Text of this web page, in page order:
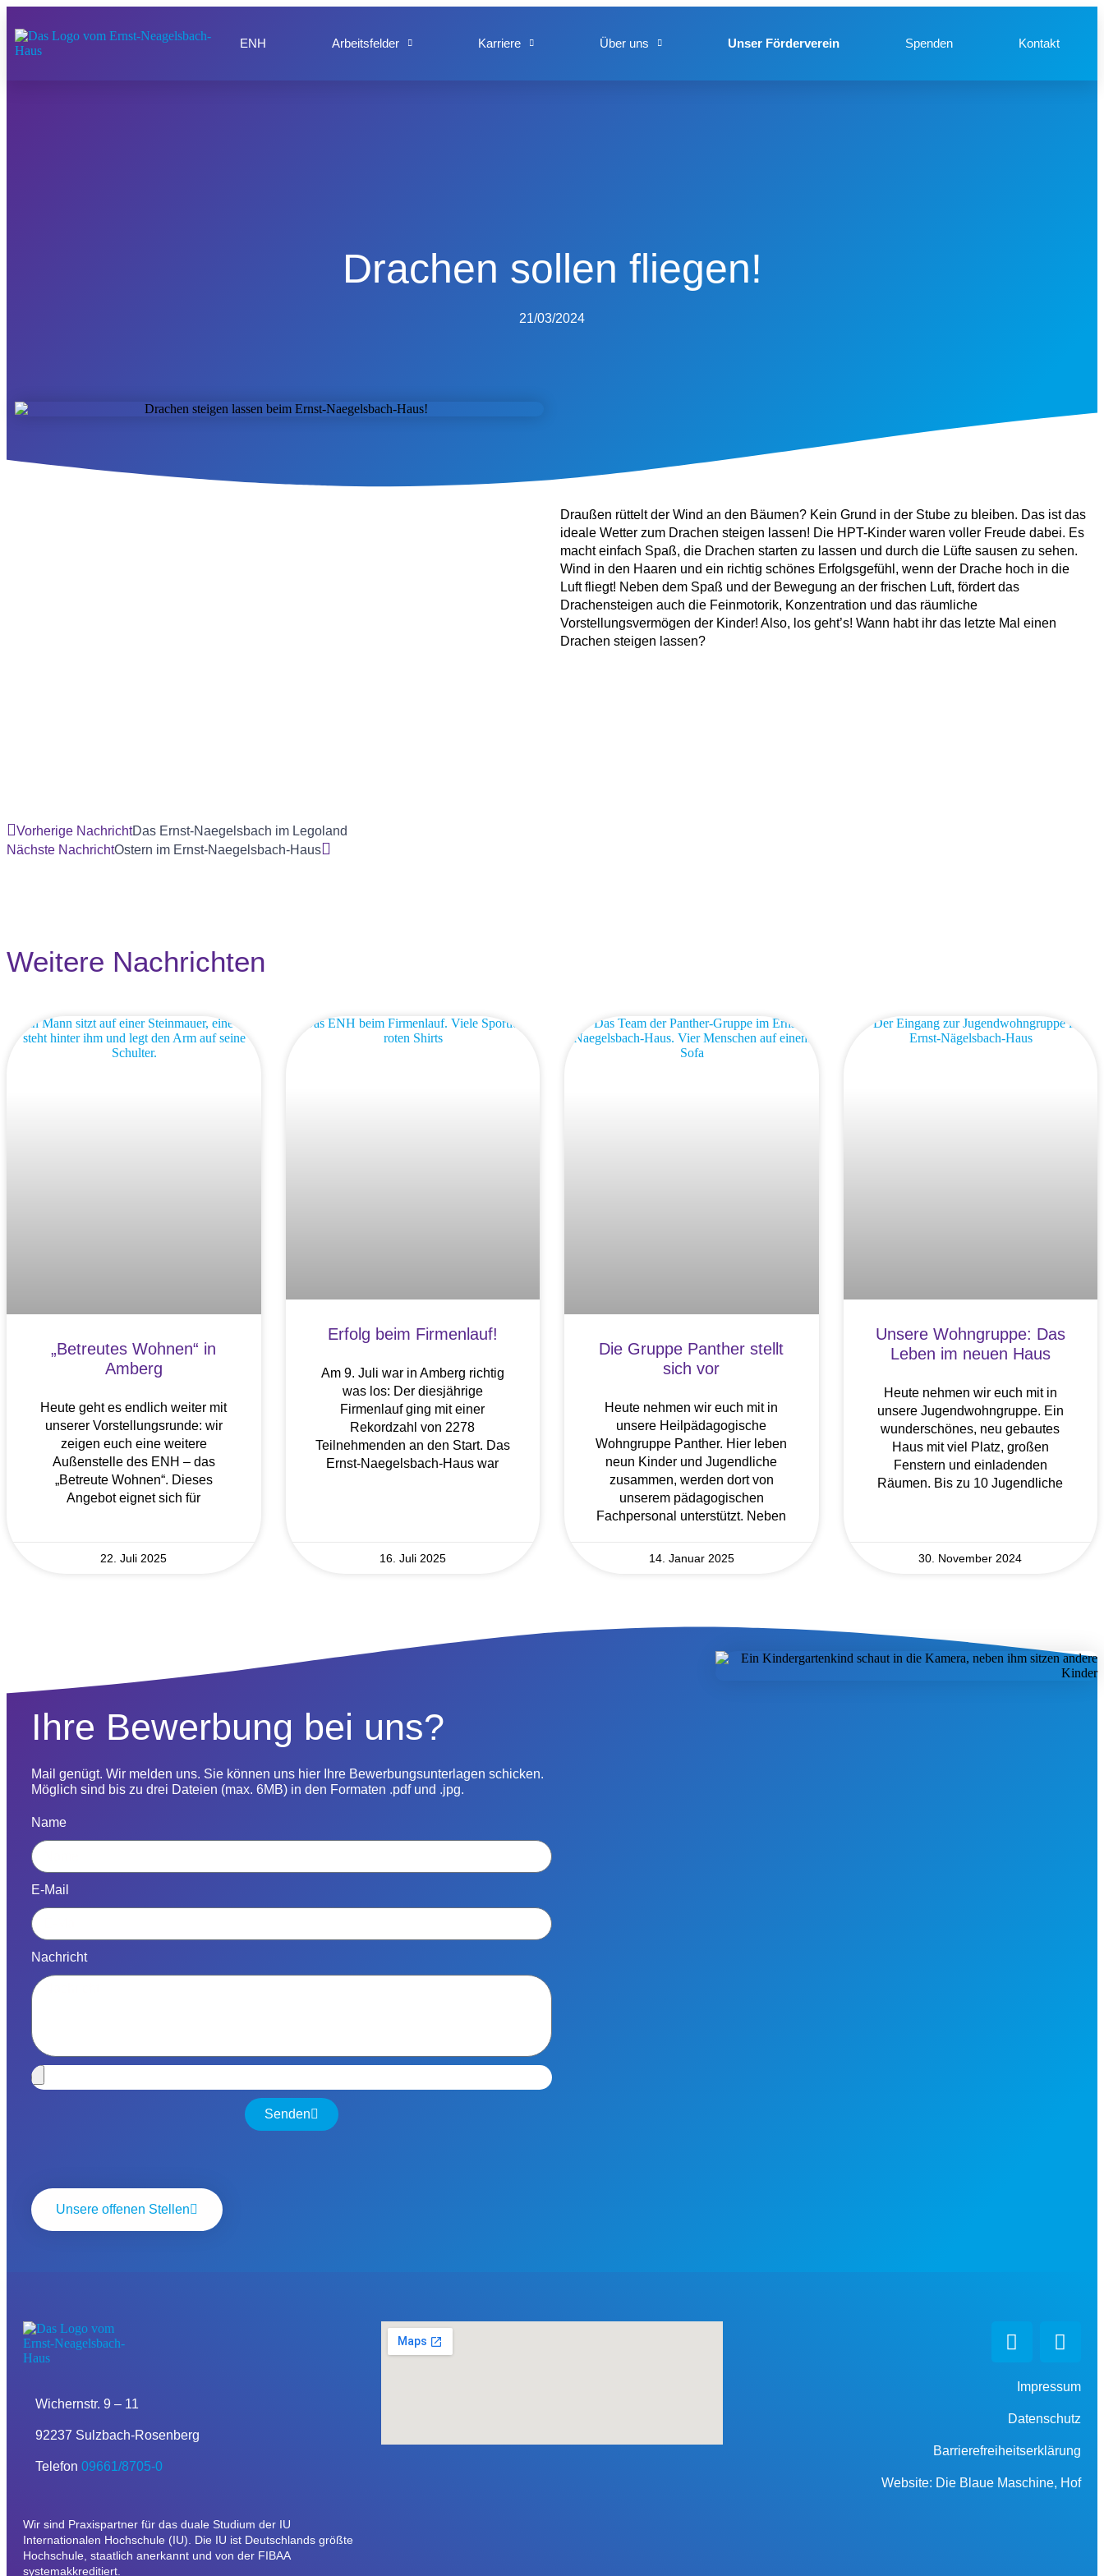
ENH Arbeitsfelder Karriere Über uns Unser Förderverein Spenden Kontakt
Drachen sollen fliegen!
21/03/2024
Draußen rüttelt der Wind an den Bäumen? Kein Grund in der Stube zu bleiben. Das ist das
ideale Wetter zum Drachen steigen lassen! Die HPT-Kinder waren voller Freude dabei. Es
macht einfach Spaß, die Drachen starten zu lassen und durch die Lüfte sausen zu sehen.
Wind in den Haaren und ein richtig schönes Erfolgsgefühl, wenn der Drache hoch in die
Luft fliegt! Neben dem Spaß und der Bewegung an der frischen Luft, fördert das
Drachensteigen auch die Feinmotorik, Konzentration und das räumliche
Vorstellungsvermögen der Kinder! Also, los geht’s! Wann habt ihr das letzte Mal einen
Drachen steigen lassen?
Vorherige NachrichtDas Ernst-Naegelsbach im Legoland
Nächste NachrichtOstern im Ernst-Naegelsbach-Haus
Weitere Nachrichten
„Betreutes Wohnen“ in
Amberg
Heute geht es endlich weiter mit
unserer Vorstellungsrunde: wir
zeigen euch eine weitere
Außenstelle des ENH – das
„Betreute Wohnen“. Dieses
Angebot eignet sich für
22. Juli 2025
Erfolg beim Firmenlauf!
Am 9. Juli war in Amberg richtig
was los: Der diesjährige
Firmenlauf ging mit einer
Rekordzahl von 2278
Teilnehmenden an den Start. Das
Ernst-Naegelsbach-Haus war
16. Juli 2025
Die Gruppe Panther stellt
sich vor
Heute nehmen wir euch mit in
unsere Heilpädagogische
Wohngruppe Panther. Hier leben
neun Kinder und Jugendliche
zusammen, werden dort von
unserem pädagogischen
Fachpersonal unterstützt. Neben
14. Januar 2025
Unsere Wohngruppe: Das
Leben im neuen Haus
Heute nehmen wir euch mit in
unsere Jugendwohngruppe. Ein
wunderschönes, neu gebautes
Haus mit viel Platz, großen
Fenstern und einladenden
Räumen. Bis zu 10 Jugendliche
30. November 2024
Ihre Bewerbung bei uns?
Mail genügt. Wir melden uns. Sie können uns hier Ihre Bewerbungsunterlagen schicken.
Möglich sind bis zu drei Dateien (max. 6MB) in den Formaten .pdf und .jpg.
Name
E-Mail
Nachricht
Senden
Unsere offenen Stellen
Wichernstr. 9 – 11
92237 Sulzbach-Rosenberg
Telefon 09661/8705-0
Wir sind Praxispartner für das duale Studium der IU
Internationalen Hochschule (IU). Die IU ist Deutschlands größte
Hochschule, staatlich anerkannt und von der FIBAA
systemakkreditiert.
Impressum
Datenschutz
Barrierefreiheitserklärung
Website: Die Blaue Maschine, Hof